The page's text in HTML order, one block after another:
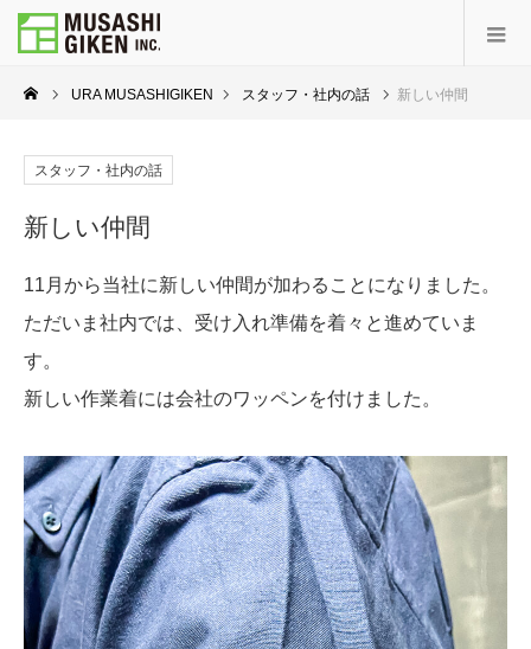
URA MUSASHIGIKEN スタッフ・社内の話 新しい仲間
スタッフ・社内の話
新しい仲間
11月から当社に新しい仲間が加わることになりました。
ただいま社内では、受け入れ準備を着々と進めていま
す。
新しい作業着には会社のワッペンを付けました。